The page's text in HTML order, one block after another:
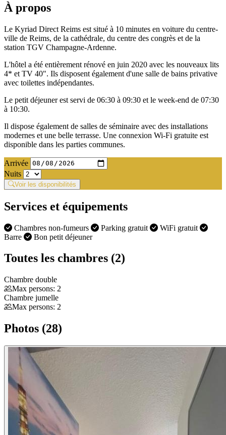
À propos
Le Kyriad Direct Reims est situé à 10 minutes en voiture du centre-
ville de Reims, de la cathédrale, du centre des congrès et de la
station TGV Champagne-Ardenne.
L'hôtel a été entièrement rénové en juin 2020 avec les nouveaux lits
4* et TV 40". Ils disposent également d'une salle de bains privative
avec toilettes indépendantes.
Le petit déjeuner est servi de 06:30 à 09:30 et le week-end de 07:30
à 10:30.
Il dispose également de salles de séminaire avec des installations
modernes et une belle terrasse. Une connexion Wi-Fi gratuite est
disponible dans les parties communes.
Arrivée
Nuits
Voir les disponibilités
Services et équipements
Chambres non-fumeurs Parking gratuit
WiFi gratuit
Barre
Bon petit déjeuner
Toutes les chambres (2)
Chambre double
Max persons: 2
Chambre jumelle
Max persons: 2
Photos (28)